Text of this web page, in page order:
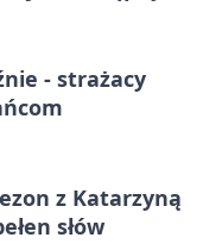
- strażacy
z Katarzyną
słów